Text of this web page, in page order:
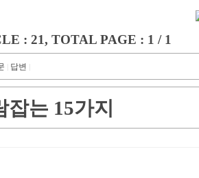
: 21, TOTAL PAGE : 1 / 1
답변
잡는 15가지